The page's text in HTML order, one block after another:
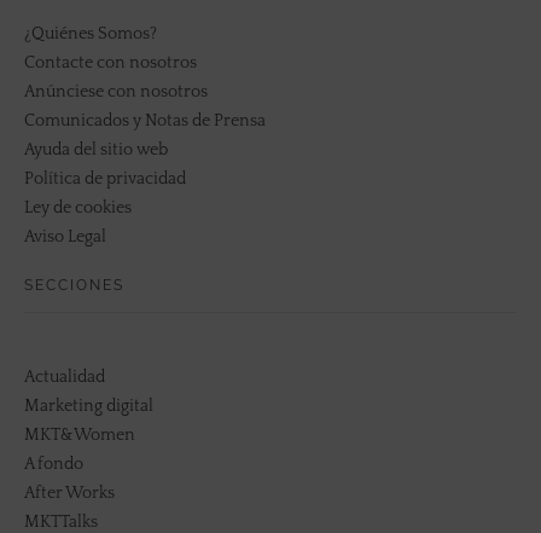
¿Quiénes Somos?
Contacte con nosotros
Anúnciese con nosotros
Comunicados y Notas de Prensa
Ayuda del sitio web
Política de privacidad
Ley de cookies
Aviso Legal
SECCIONES
Actualidad
Marketing digital
MKT&Women
A fondo
After Works
MKTTalks